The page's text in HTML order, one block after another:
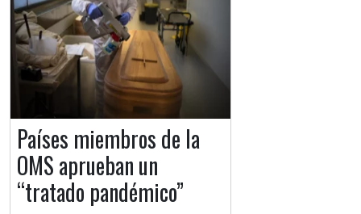
Países miembros de la
OMS aprueban un
“tratado pandémico”